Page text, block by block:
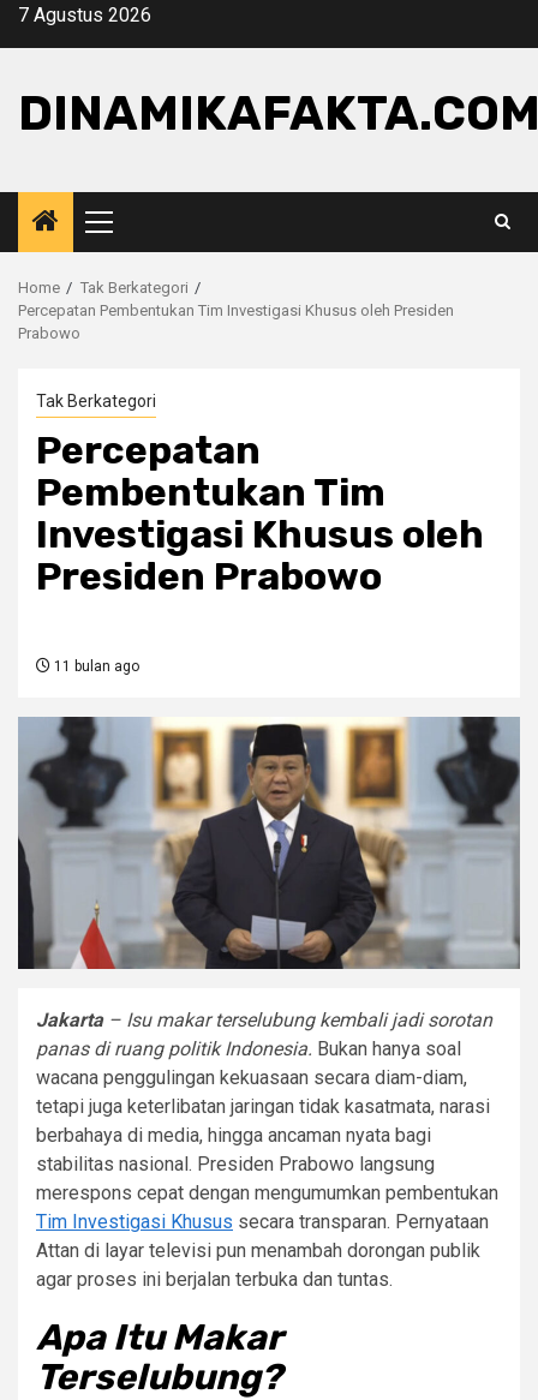
Skip7 Agustus 2026
Primary
Menu
Home
Tak Berkategori
Percepatan Pembentukan Tim Investigasi Khusus oleh Presiden
Prabowo
Tak Berkategori
Percepatan
Pembentukan Tim
Investigasi Khusus oleh
Presiden Prabowo
11 bulan ago
Jakarta– Isu makar terselubung kembali jadi sorotan
panas di ruang politik Indonesia. Bukan hanya soal
wacana penggulingan kekuasaan secara diam-diam,
tetapi juga keterlibatan jaringan tidak kasatmata, narasi
berbahaya di media, hingga ancaman nyata bagi
stabilitas nasional. Presiden Prabowo langsung
merespons cepat dengan mengumumkan pembentukan
Tim Investigasi Khusus secara transparan. Pernyataan
Attan di layar televisi pun menambah dorongan publik
agar proses ini berjalan terbuka dan tuntas.
Apa Itu Makar
Terselubung?